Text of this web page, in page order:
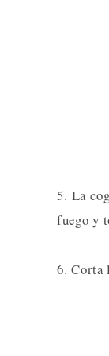
5. La
fuego y
6. Corta